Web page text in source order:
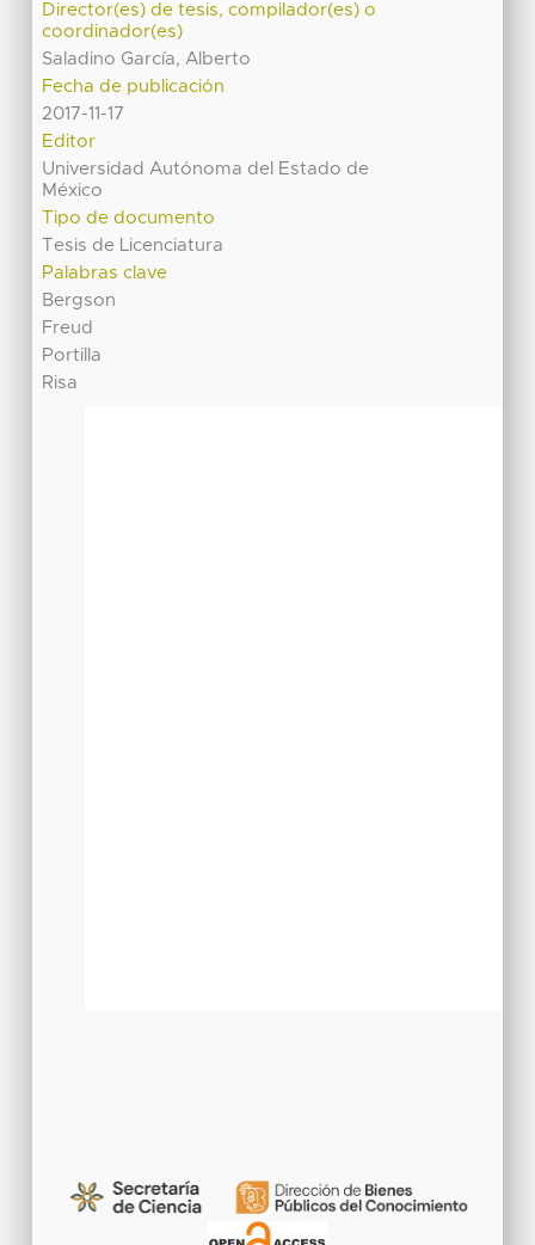
Director(es) de tesis, compilador(es) o
coordinador(es)
Saladino García, Alberto
Fecha de publicación
2017-11-17
Editor
Universidad Autónoma del Estado de
México
Tipo de documento
Tesis de Licenciatura
Palabras clave
Bergson
Freud
Portilla
Risa